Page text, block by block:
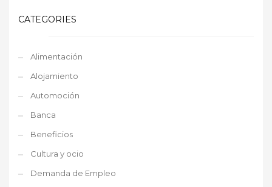
CATEGORIES
Alimentación
Alojamiento
Automoción
Banca
Beneficios
Cultura y ocio
Demanda de Empleo